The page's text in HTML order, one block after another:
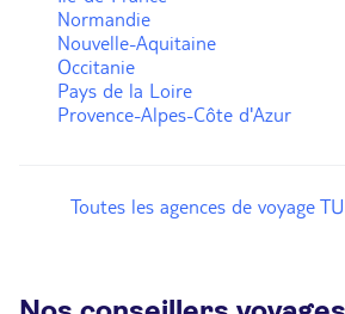
Normandie
Nouvelle-Aquitaine
Occitanie
Pays de la Loire
Provence-Alpes-Côte d'Azur
Toutes les agences de voyage